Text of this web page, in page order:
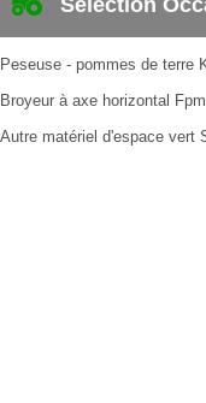
Sélection
Peseuse - pommes de terre
Broyeur à axe horizontal Fpm
Autre matériel d'espace vert